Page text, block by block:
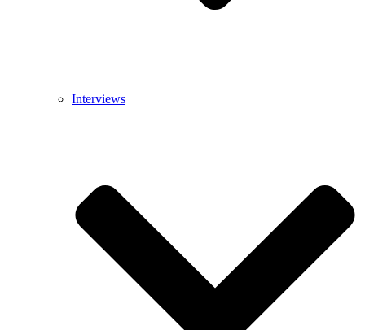
Interviews